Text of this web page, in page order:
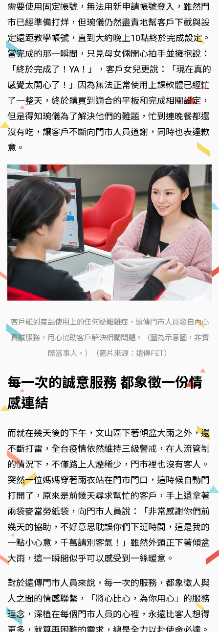
需要使用固定帳號，無法用新申請帳號登入，雖然門
市已經準備打烊，但琬儀仍然盡責地幫客戶下載與設
定遠距教學帳號，直到大約晚上10點終於完成設定。
當完成的那一瞬間，只見母女倆開心拍手並擁抱說：
「終於完成了！YA！」，客戶女兒更說：「現在真的
感覺太開心了！」因為無法正常使用上課軟體已經忙
了一整天，終於購買到適合的平板和完成相關設定，
但是得知琬儀為了解決他們的難題，忙到連晚餐都還
沒有吃，讓客戶不斷向門市人員道謝，同時也表達歉
意。
客戶碰到產品使用上的任何疑難雜症，遠傳門市人員發自內心
真誠服務，用心協助客戶解決相關問題。（圖為示意圖，非實
際當事人。）（圖片來源：遠傳FET）
每一次的誠意服務 都象徵一份情
感連結
而就在幾天後的下午，文山區下著傾盆大雨之外，還
不斷打雷，全台疫情依然維持三級警戒，在人流管制
的情況下，不僅路上人煙稀少，門市裡也沒有客人。
突然一位媽媽穿著雨衣站在門市門口，這時候自動門
打開了，原來是前幾天尋求幫忙的客戶，手上還拿著
兩袋麥當勞紙袋，向門市人員說：「非常感謝你們前
幾天的協助，不好意思耽誤你們下班時間，這是我的
一點小心意，千萬請別客氣！」雖然外頭正下著傾盆
大雨，這一瞬間似乎可以感受到一絲暖意。
對於遠傳門市人員來說，每一次的服務，都象徵人與
人之間的情感聯繫，「將心比心，為你用心」的服務
理念，深植在每個門市人員的心裡，永遠比客人想得
更多，就算再困難的需求，總是全力以赴使命必達。